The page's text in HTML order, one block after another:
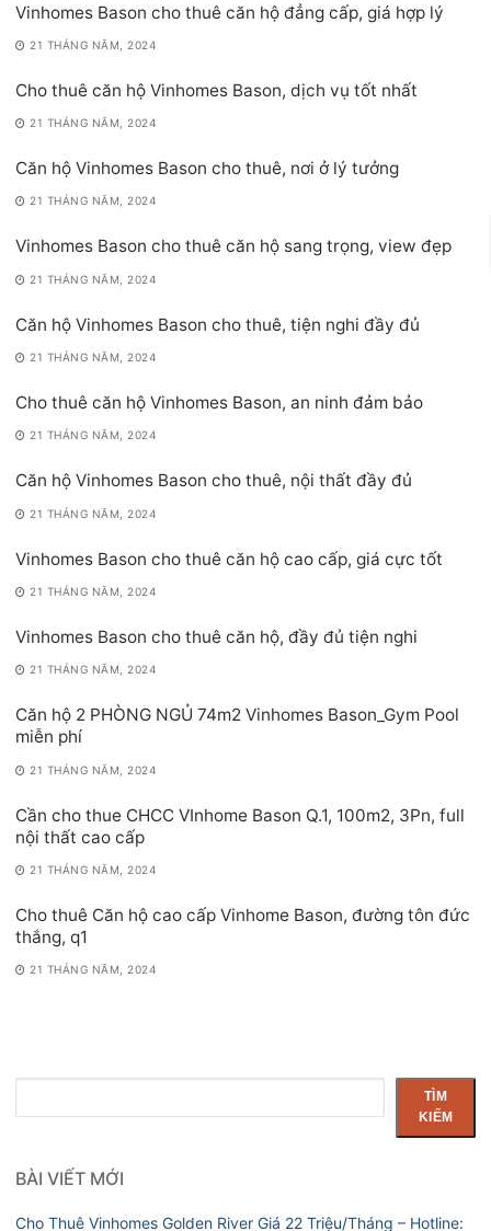
Vinhomes Bason cho thuê căn hộ đẳng cấp, giá hợp lý
21 THÁNG NĂM, 2024
Cho thuê căn hộ Vinhomes Bason, dịch vụ tốt nhất
21 THÁNG NĂM, 2024
Căn hộ Vinhomes Bason cho thuê, nơi ở lý tưởng
21 THÁNG NĂM, 2024
Vinhomes Bason cho thuê căn hộ sang trọng, view đẹp
21 THÁNG NĂM, 2024
Căn hộ Vinhomes Bason cho thuê, tiện nghi đầy đủ
21 THÁNG NĂM, 2024
Cho thuê căn hộ Vinhomes Bason, an ninh đảm bảo
21 THÁNG NĂM, 2024
Căn hộ Vinhomes Bason cho thuê, nội thất đầy đủ
21 THÁNG NĂM, 2024
Vinhomes Bason cho thuê căn hộ cao cấp, giá cực tốt
21 THÁNG NĂM, 2024
Vinhomes Bason cho thuê căn hộ, đầy đủ tiện nghi
21 THÁNG NĂM, 2024
Căn hộ 2 PHÒNG NGỦ 74m2 Vinhomes Bason_Gym Pool
miễn phí
21 THÁNG NĂM, 2024
Cần cho thue CHCC VInhome Bason Q.1, 100m2, 3Pn, full
nội thất cao cấp
21 THÁNG NĂM, 2024
Cho thuê Căn hộ cao cấp Vinhome Bason, đường tôn đức
thắng, q1
21 THÁNG NĂM, 2024
kiếm
TÌM
KIẾM
BÀI VIẾT MỚI
Cho Thuê Vinhomes Golden River Giá 22 Triệu/Tháng – Hotline: